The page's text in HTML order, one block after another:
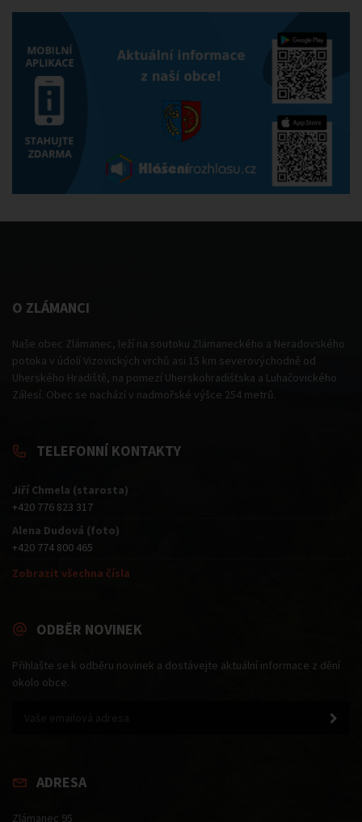
O ZLÁMANCI
Naše obec Zlámanec, leží na soutoku Zlámaneckého a Neradovského
potoka v údolí Vizovických vrchů asi 15 km severovýchodně od
Uherského Hradiště, na pomezí Uherskohradišťska a Luhačovického
Zálesí. Obec se nachází v nadmořské výšce 254 metrů.
TELEFONNÍ KONTAKTY
Jiří Chmela (starosta)
+420 776 823 317
Alena Dudová (foto)
+420 774 800 465
Zobrazit všechna čísla
ODBĚR NOVINEK
Přihlašte se k odběru novinek a dostávejte aktuální informace z dění
okolo obce.
ADRESA
Zlámanec 95